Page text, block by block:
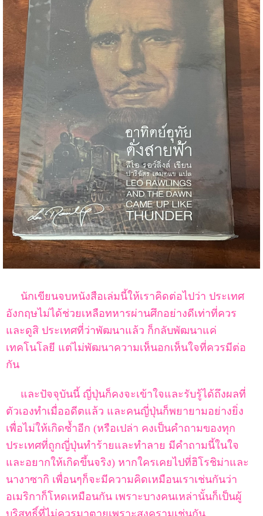
นักเขียนจบหนังสือเล่มนี้ให้เราคิดต่อไปว่า ประเทศ
อังกฤษไม่ได้ช่วยเหลือทหารผ่านศึกอย่างดีเท่าที่ควร
และดูสิ ประเทศที่ว่าพัฒนาแล้ว ก็กลับพัฒนาแค่
เทคโนโลยี แต่ไม่พัฒนาความเห็นอกเห็นใจที่ควรมีต่อ
กัน
และปัจจุบันนี้ ญี่ปุ่นก็คงจะเข้าใจและรับรู้ได้ถึงผลที่
ตัวเองทำเมื่ออดีตแล้ว และคนญี่ปุ่นก็พยายามอย่างยิ่ง
เพื่อไม่ให้เกิดซ้ำอีก (หรือเปล่า คงเป็นคำถามของทุก
ประเทศที่ถูกญี่ปุ่นทำร้ายและทำลาย มีคำถามนี้ในใจ
และอยากให้เกิดขึ้นจริง) หากใครเคยไปที่ฮิโรชิม่าและ
นางาซากิ เพื่อนๆก็จะมีความคิดเหมือนเราเช่นกันว่า
อเมริกาก็โหดเหมือนกัน เพราะบางคนเหล่านั้นก็เป็นผู้
บริสุทธิ์ที่ไม่ควรมาตายเพราะสงครามเช่นกัน